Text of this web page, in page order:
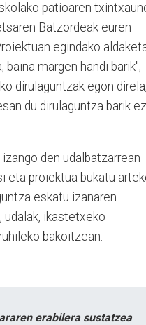
patioaren
Batzordeak euren
egindako
margen handi barik",
dirulaguntzak egon
du dirulaguntza barik ez
den udalbatzarrean
eta proiektua bukatu
eskatu izanaren
udalak, ikastetxeko
bakoitzean.
erabilera sustatzea